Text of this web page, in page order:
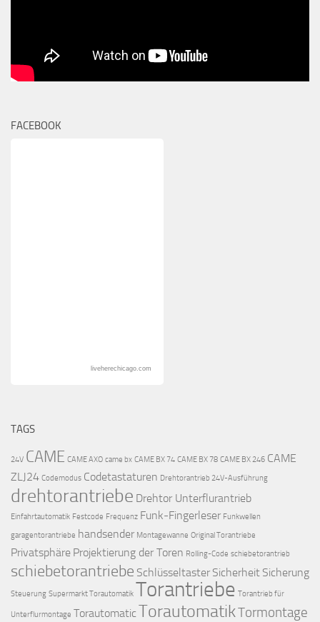
FACEBOOK
liveherechicago.com
TAGS
24V CAME CAME AXO came bx CAME BX 74 CAME BX 78 CAME BX 246 CAME
ZLJ24 Codemodus Codetastaturen Drehtorantrieb 24V-Ausführung
drehtorantriebe Drehtor Unterflurantrieb
Einfahrtautomatik Festcode Frequenz Funk-Fingerleser Funkwellen
garagentorantriebe handsender Montagewanne Original Torantriebe
Privatsphäre Projektierung der Toren Rolling-Code schiebetorantrieb
schiebetorantriebe Schlüsseltaster Sicherheit Sicherung
Steuerung Supermarkt Torautomatik Torantriebe Torantrieb für
Unterflurmontage Torautomatic TorautomatikTormontage